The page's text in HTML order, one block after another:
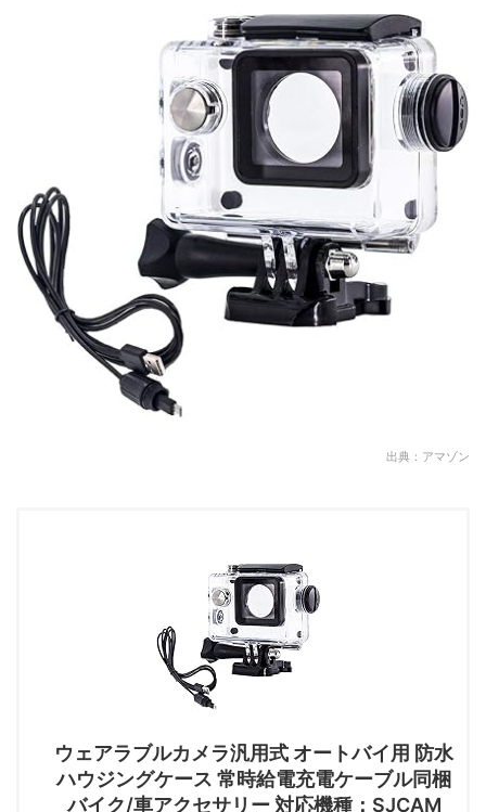
出典：アマゾン
ウェアラブルカメラ汎用式 オートバイ用 防水
ハウジングケース 常時給電充電ケーブル同梱
バイク/車アクセサリー 対応機種：SJCAM